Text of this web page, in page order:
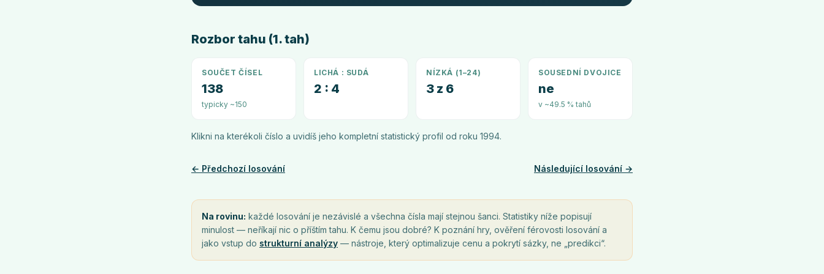
Rozbor tahu (1. tah)
SOUČET ČÍSEL
138
typicky ~150
LICHÁ : SUDÁ
2 : 4
NÍZKÁ (1–24)
3 z 6
SOUSEDNÍ DVOJICE
ne
v ~49.5 % tahů
Klikni na kterékoli číslo a uvidíš jeho kompletní statistický profil od roku 1994.
← Předchozí losování Následující losování →
Na rovinu: každé losování je nezávislé a všechna čísla mají stejnou šanci. Statistiky níže popisují
minulost — neříkají nic o příštím tahu. K čemu jsou dobré? K poznání hry, ověření férovosti losování a
jako vstup do strukturní analýzy — nástroje, který optimalizuje cenu a pokrytí sázky, ne „predikci“.